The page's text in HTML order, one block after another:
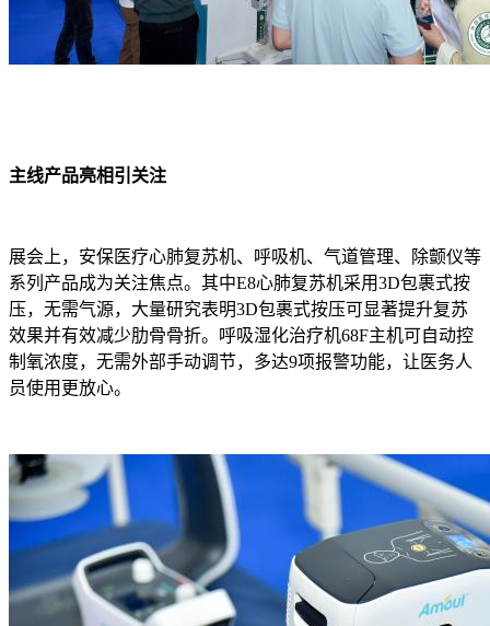
主线产品亮相引关注
展会上，安保医疗心肺复苏机、呼吸机、气道管理、除颤仪等
系列产品成为关注焦点。其中E8心肺复苏机采用3D包裹式按
压，无需气源，大量研究表明3D包裹式按压可显著提升复苏
效果并有效减少肋骨骨折。呼吸湿化治疗机68F主机可自动控
制氧浓度，无需外部手动调节，多达9项报警功能，让医务人
员使用更放心。